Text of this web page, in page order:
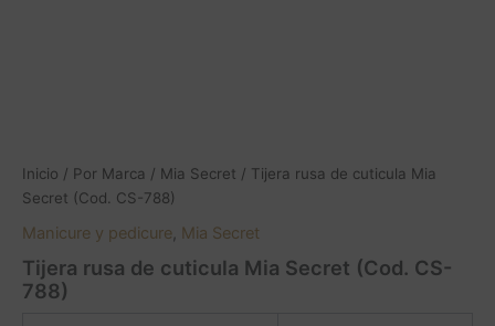
Inicio / Por Marca / Mia Secret / Tijera rusa de cuticula Mia
Secret (Cod. CS-788)
Manicure y pedicure, Mia Secret
Tijera rusa de cuticula Mia Secret (Cod. CS-
788)